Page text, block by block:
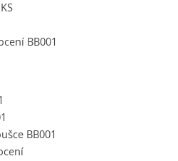
BB001
BB001